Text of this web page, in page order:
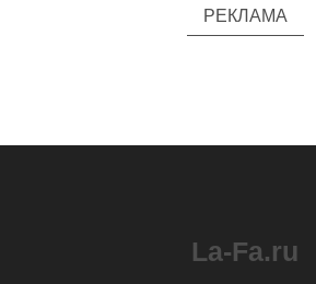
РЕКЛАМА
La-Fa.ru